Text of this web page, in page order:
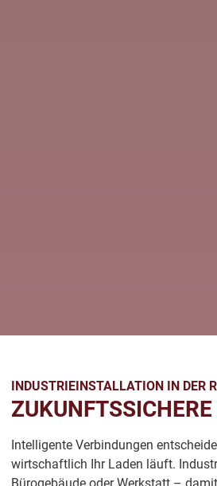
INDUSTRIEINSTALLATION IN DER
Intelligente Verbindungen
wirtschaftlich Ihr Laden läuft.